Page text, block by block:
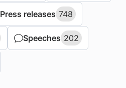
Press releases 748
Press releases 748
Speeches 202
Speeches 202